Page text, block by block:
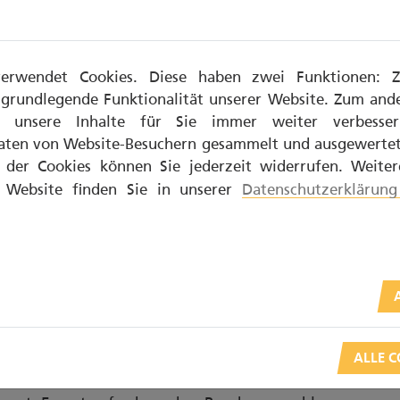
ein
mit Zahnersatz. Der Körper wird durch
Nährstoffen versorgt: Schädliche Bakterien
auslösen, und das bei gleichzeitig
Cookies. Diese haben zwei Funktionen:
Funktionalität unserer Website. Zum
unsere Inhalte für Sie immer weiter
von Website-Besuchern gesammelt und
Cookies können Sie jederzeit widerrufen.
Website finden Sie in unserer Datenschutzerklärung
ALLE